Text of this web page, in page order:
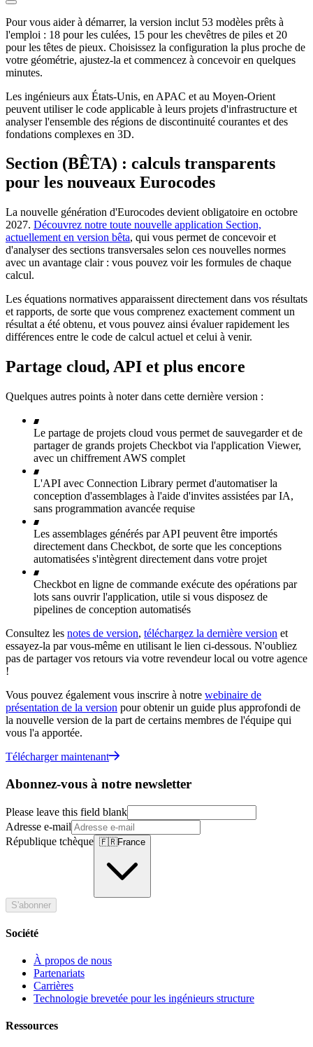
Pour vous aider à démarrer, la version inclut 53 modèles prêts à
l'emploi : 18 pour les culées, 15 pour les chevêtres de piles et 20
pour les têtes de pieux. Choisissez la configuration la plus proche de
votre géométrie, ajustez-la et commencez à concevoir en quelques
minutes.
Les ingénieurs aux États-Unis, en APAC et au Moyen-Orient
peuvent utiliser le code applicable à leurs projets d'infrastructure et
analyser l'ensemble des régions de discontinuité courantes et des
fondations complexes en 3D.
Section (BÊTA) : calculs transparents
pour les nouveaux Eurocodes
La nouvelle génération d'Eurocodes devient obligatoire en octobre
2027. Découvrez notre toute nouvelle application Section,
actuellement en version bêta, qui vous permet de concevoir et
d'analyser des sections transversales selon ces nouvelles normes
avec un avantage clair : vous pouvez voir les formules de chaque
calcul.
Les équations normatives apparaissent directement dans vos résultats
et rapports, de sorte que vous comprenez exactement comment un
résultat a été obtenu, et vous pouvez ainsi évaluer rapidement les
différences entre le code de calcul actuel et celui à venir.
Partage cloud, API et plus encore
Quelques autres points à noter dans cette dernière version :
Le partage de projets cloud vous permet de sauvegarder et de
partager de grands projets Checkbot via l'application Viewer,
avec un chiffrement AWS complet
L'API avec Connection Library permet d'automatiser la
conception d'assemblages à l'aide d'invites assistées par IA,
sans programmation avancée requise
Les assemblages générés par API peuvent être importés
directement dans Checkbot, de sorte que les conceptions
automatisées s'intègrent directement dans votre projet
Checkbot en ligne de commande exécute des opérations par
lots sans ouvrir l'application, utile si vous disposez de
pipelines de conception automatisés
Consultez les notes de version, téléchargez la dernière version et
essayez-la par vous-même en utilisant le lien ci-dessous. N'oubliez
pas de partager vos retours via votre revendeur local ou votre agence
!
Vous pouvez également vous inscrire à notre webinaire de
présentation de la version pour obtenir un guide plus approfondi de
la nouvelle version de la part de certains membres de l'équipe qui
vous l'a apportée.
Télécharger maintenant
Abonnez-vous à notre newsletter
Please leave this field blank
Adresse e-mail
République tchèque 🇫🇷France
S'abonner
Société
À propos de nous
Partenariats
Carrières
Technologie brevetée pour les ingénieurs structure
Ressources